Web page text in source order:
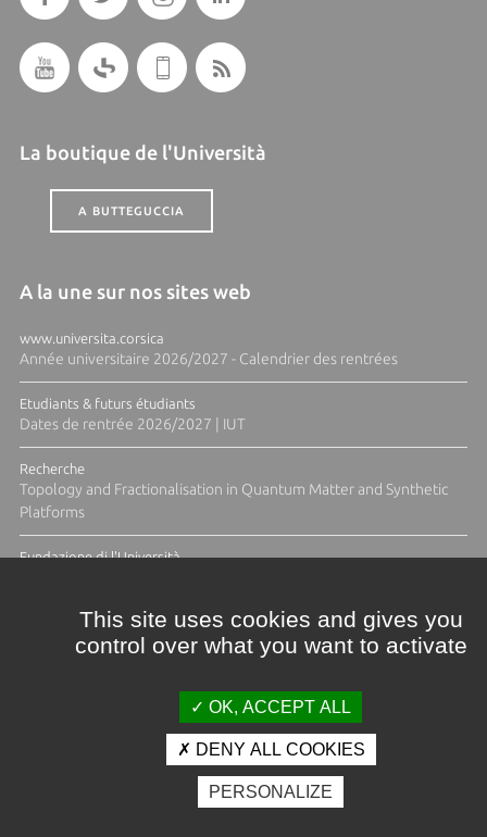
La boutique de l'Università
A BUTTEGUCCIA
A la une sur nos sites web
www.universita.corsica
Année universitaire 2026/2027 - Calendrier des rentrées
Etudiants & futurs étudiants
Dates de rentrée 2026/2027 | IUT
Recherche
Topology and Fractionalisation in Quantum Matter and Synthetic
Platforms
Fundazione di l'Università
Crédits et mentions légales
Espace presse
Photothèque
This site uses cookies and gives you
control over what you want to activate
OK, ACCEPT ALL
DENY ALL COOKIES
PERSONALIZE